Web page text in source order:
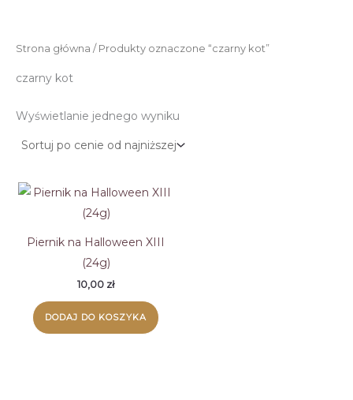
Strona główna / Produkty oznaczone “czarny kot”
czarny kot
Wyświetlanie jednego wyniku
Piernik na Halloween XIII
(24g)
10,00 zł
DODAJ DO KOSZYKA